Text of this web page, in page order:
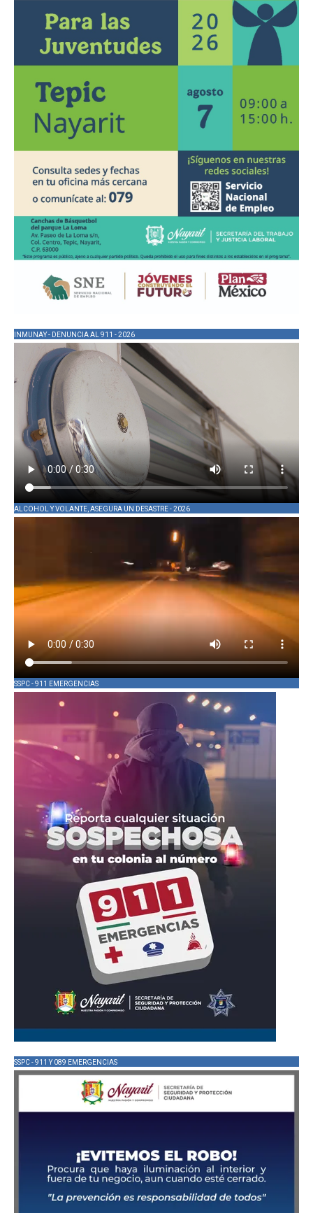
INMUNAY - DENUNCIA AL 911 - 2026
ALCOHOL Y VOLANTE, ASEGURA UN DESASTRE - 2026
SSPC - 911 EMERGENCIAS
SSPC - 911 Y 089 EMERGENCIAS